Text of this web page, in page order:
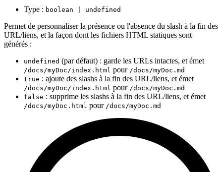
Type : boolean | undefined
Permet de personnaliser la présence ou l'absence du slash à la fin des
URL/liens, et la façon dont les fichiers HTML statiques sont
générés :
undefined (par défaut) : garde les URLs intactes, et émet
/docs/myDoc/index.html pour /docs/myDoc.md
true : ajoute des slashs à la fin des URL/liens, et émet
/docs/myDoc/index.html pour /docs/myDoc.md
false : supprime les slashs à la fin des URL/liens, et émet
/docs/myDoc.html pour /docs/myDoc.md